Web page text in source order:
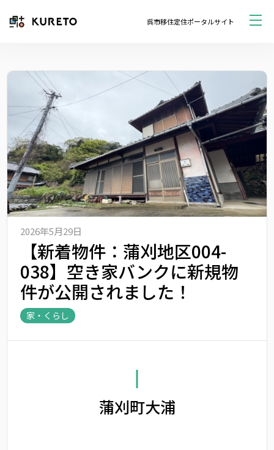
呉市移住定住ポータルサイト
2026年5月29日
【新着物件：蒲刈地区004-
038】空き家バンクに新規物
件が公開されました！
家・くらし
蒲刈町大浦